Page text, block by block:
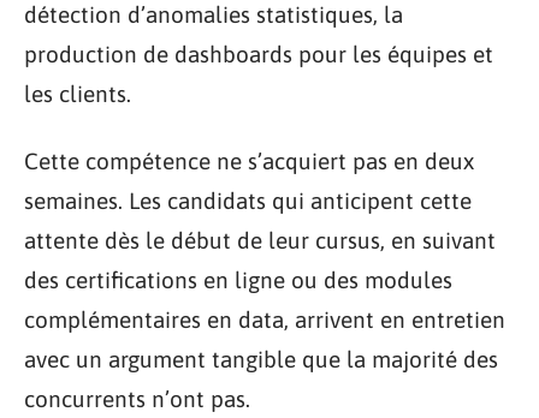
détection d’anomalies statistiques, la
production de dashboards pour les équipes et
les clients.
Cette compétence ne s’acquiert pas en deux
semaines. Les candidats qui anticipent cette
attente dès le début de leur cursus, en suivant
des certifications en ligne ou des modules
complémentaires en data, arrivent en entretien
avec un argument tangible que la majorité des
concurrents n’ont pas.